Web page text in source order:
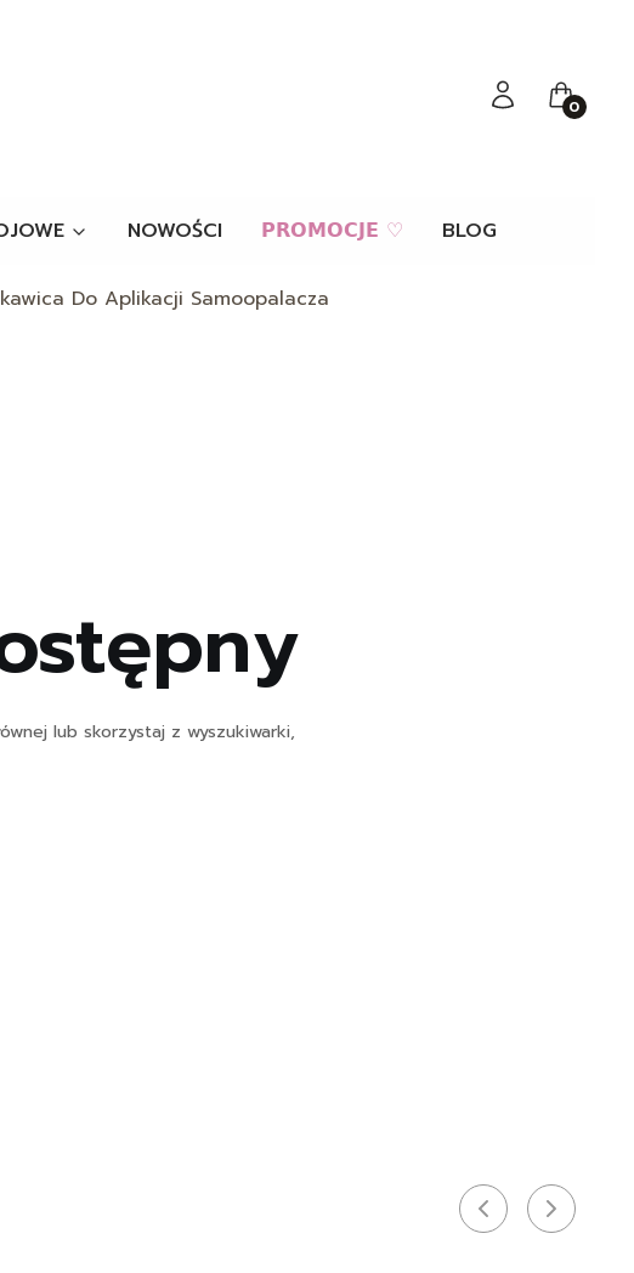
Zaloguj sięKoszyk
NOWOŚCI 𝗣𝗥𝗢𝗠𝗢𝗖𝗝𝗘 ♡ BLOG
Do Aplikacji Samoopalacza
lub skorzystaj z wyszukiwarki,